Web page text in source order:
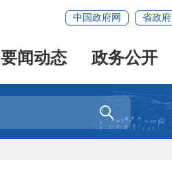
中国政府网 省政府
要闻动态 政务公开
